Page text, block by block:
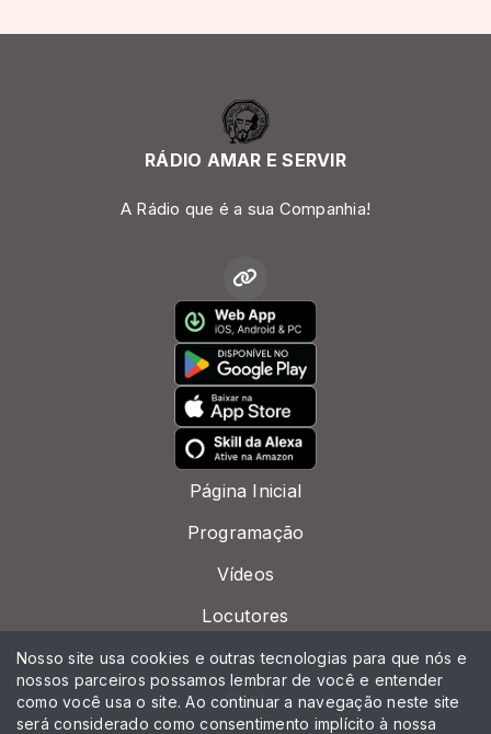
RÁDIO AMAR E SERVIR
A Rádio que é a sua Companhia!
Página Inicial
Programação
Vídeos
Locutores
Notícias
Chat
Nosso site usa cookies e outras tecnologias para que nós e
nossos parceiros possamos lembrar de você e entender
como você usa o site. Ao continuar a navegação neste site
será considerado como consentimento implícito à nossa